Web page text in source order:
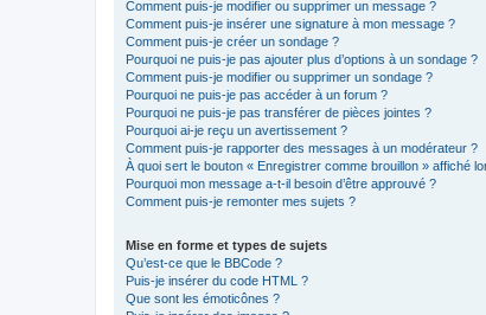
Comment puis-je modifier ou supprimer un message ?
Comment puis-je insérer une signature à mon message ?
Comment puis-je créer un sondage ?
Pourquoi ne puis-je pas ajouter plus d’options à un sondage ?
Comment puis-je modifier ou supprimer un sondage ?
Pourquoi ne puis-je pas accéder à un forum ?
Pourquoi ne puis-je pas transférer de pièces jointes ?
Pourquoi ai-je reçu un avertissement ?
Comment puis-je rapporter des messages à un modérateur ?
À quoi sert le bouton « Enregistrer comme brouillon » affiché
Pourquoi mon message a-t-il besoin d’être approuvé ?
Comment puis-je remonter mes sujets ?
Mise en forme et types de sujets
Qu’est-ce que le BBCode ?
Puis-je insérer du code HTML ?
Que sont les émoticônes ?